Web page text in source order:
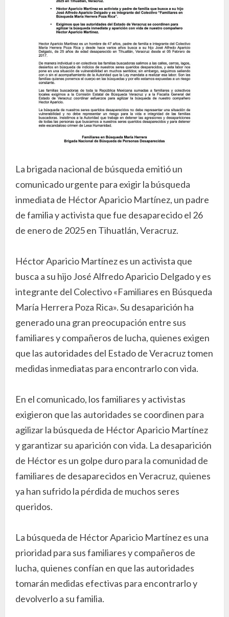
La brigada nacional de búsqueda emitió un
comunicado urgente para exigir la búsqueda
inmediata de Héctor Aparicio Martínez, un padre
de familia y activista que fue desaparecido el 26
de enero de 2025 en Tihuatlán, Veracruz.
Héctor Aparicio Martínez es un activista que
busca a su hijo José Alfredo Aparicio Delgado y es
integrante del Colectivo «Familiares en Búsqueda
María Herrera Poza Rica». Su desaparición ha
generado una gran preocupación entre sus
familiares y compañeros de lucha, quienes exigen
que las autoridades del Estado de Veracruz tomen
medidas inmediatas para encontrarlo con vida.
En el comunicado, los familiares y activistas
exigieron que las autoridades se coordinen para
agilizar la búsqueda de Héctor Aparicio Martínez
y garantizar su aparición con vida. La desaparición
de Héctor es un golpe duro para la comunidad de
familiares de desaparecidos en Veracruz, quienes
ya han sufrido la pérdida de muchos seres
queridos.
La búsqueda de Héctor Aparicio Martínez es una
prioridad para sus familiares y compañeros de
lucha, quienes confían en que las autoridades
tomarán medidas efectivas para encontrarlo y
devolverlo a su familia.